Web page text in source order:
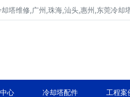
塔维修,广州,珠海,汕头,惠州,东莞冷却
心 冷却塔配件 工程案